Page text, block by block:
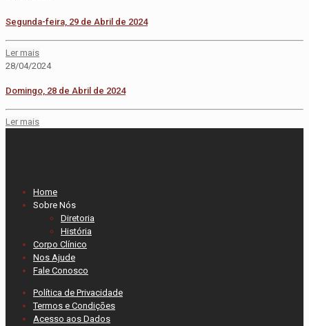
Segunda-feira, 29 de Abril de 2024
Ler mais
28/04/2024
Domingo, 28 de Abril de 2024
Ler mais
Home
Sobre Nós
Diretoria
História
Corpo Clínico
Nos Ajude
Fale Conosco
Política de Privacidade
Termos e Condições
Acesso aos Dados